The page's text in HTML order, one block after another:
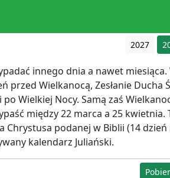
2027
innego dnia a nawet miesiąca.
przed Wielkanocą, Zesłanie Ducha
Wielkiej Nocy. Samą zaś
między 22 marca a 25 kwietnia.
podanej w Biblii (14 dzień
kalendarz Juliański.